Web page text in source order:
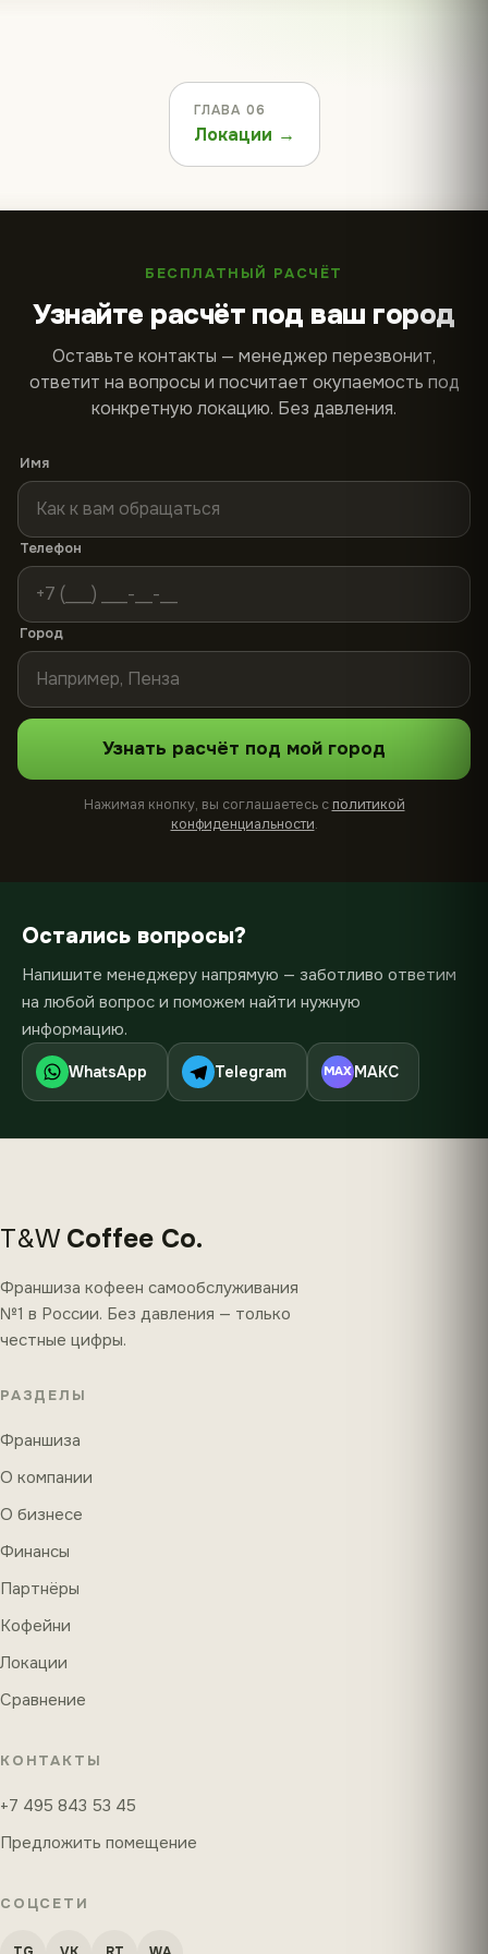
ГЛАВА 06
Локации →
БЕСПЛАТНЫЙ РАСЧЁТ
Узнайте расчёт под ваш город
Оставьте контакты — менеджер перезвонит,
ответит на вопросы и посчитает окупаемость под
конкретную локацию. Без давления.
Имя
Телефон
Город
Узнать расчёт под мой город
Нажимая кнопку, вы соглашаетесь с политикой
конфиденциальности.
Остались вопросы?
Напишите менеджеру напрямую — заботливо ответим
на любой вопрос и поможем найти нужную
информацию.
WhatsApp Telegram MAX МАКС
T&W Coffee Co.
Франшиза кофеен самообслуживания
№1 в России. Без давления — только
честные цифры.
РАЗДЕЛЫ
Франшиза
О компании
О бизнесе
Финансы
Партнёры
Кофейни
Локации
Сравнение
КОНТАКТЫ
+7 495 843 53 45
Предложить помещение
СОЦСЕТИ